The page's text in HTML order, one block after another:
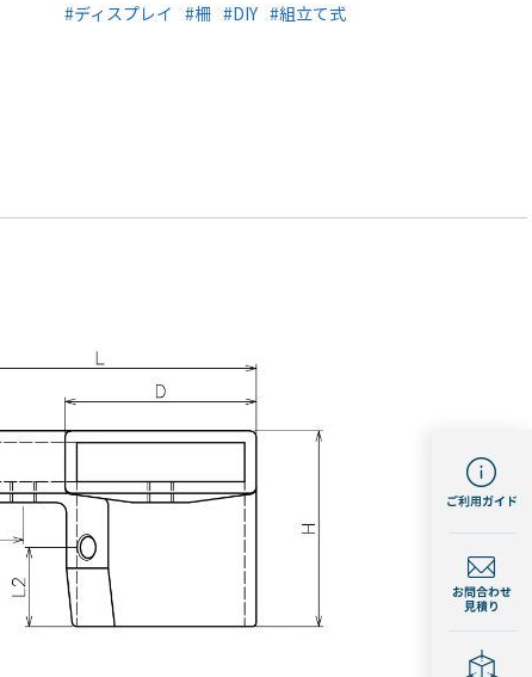
#ディスプレイ #柵 #DIY #組立て式